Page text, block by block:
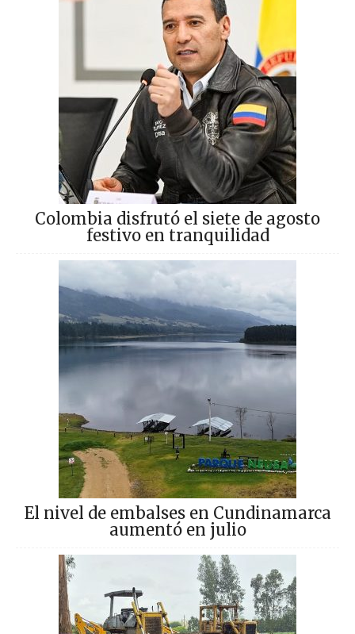
Colombia disfrutó el siete de agosto
festivo en tranquilidad
El nivel de embalses en Cundinamarca
aumentó en julio